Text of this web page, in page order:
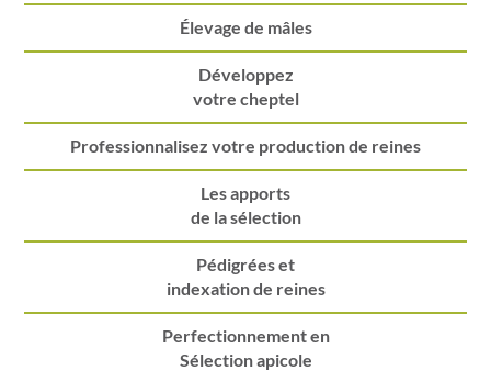
Élevage de mâles
Développez
votre cheptel
Professionnalisez votre production de reines
Les apports
de la sélection
Pédigrées et
indexation de reines
Perfectionnement en
Sélection apicole